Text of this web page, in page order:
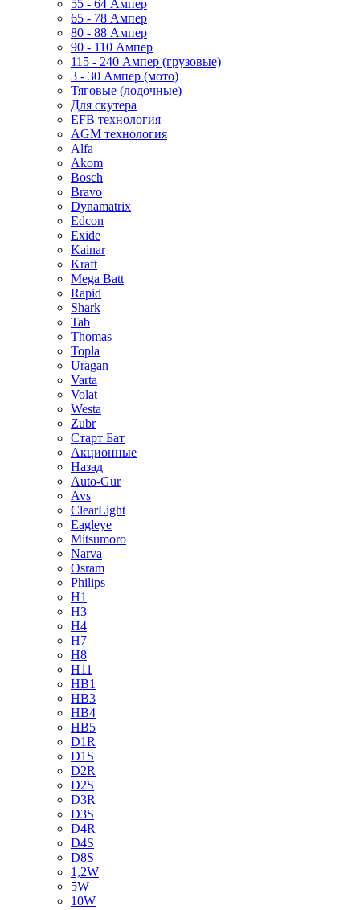
55 - 64 Ампер
65 - 78 Ампер
80 - 88 Ампер
90 - 110 Ампер
115 - 240 Ампер (грузовые)
3 - 30 Ампер (мото)
Тяговые (лодочные)
Для скутера
EFB технология
AGM технология
Alfa
Akom
Bosch
Bravo
Dynamatrix
Edcon
Exide
Kainar
Kraft
Mega Batt
Rapid
Shark
Tab
Thomas
Topla
Uragan
Varta
Volat
Westa
Zubr
Старт Бат
Акционные
Назад
Auto-Gur
Avs
ClearLight
Eagleye
Mitsumoro
Narva
Osram
Philips
H1
H3
H4
H7
H8
H11
HB1
HB3
HB4
HB5
D1R
D1S
D2R
D2S
D3R
D3S
D4R
D4S
D8S
1,2W
5W
10W